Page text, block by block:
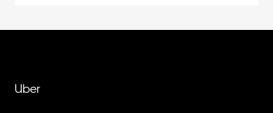
Uber